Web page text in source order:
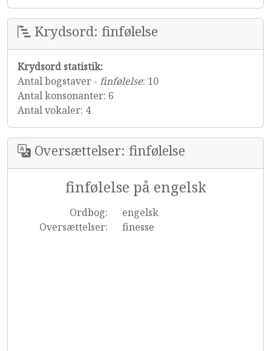
Krydsord: finfølelse
Krydsord statistik:
Antal bogstaver - finfølelse: 10
Antal konsonanter: 6
Antal vokaler: 4
Oversættelser: finfølelse
finfølelse på engelsk
Ordbog:
engelsk
Oversættelser:
finesse